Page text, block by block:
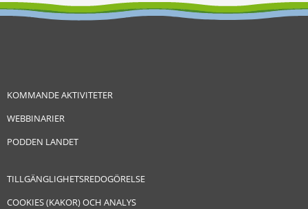
KOMMANDE AKTIVITETER
WEBBINARIER
PODDEN LANDET
TILLGÄNGLIGHETSREDOGÖRELSE
COOKIES (KAKOR) OCH ANALYS